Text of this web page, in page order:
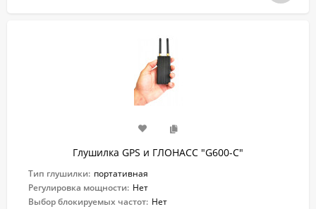
Глушилка GPS и ГЛОНАСС "G600-C"
Тип глушилки: портативная
Регулировка мощности: Нет
Выбор блокируемых частот: Нет